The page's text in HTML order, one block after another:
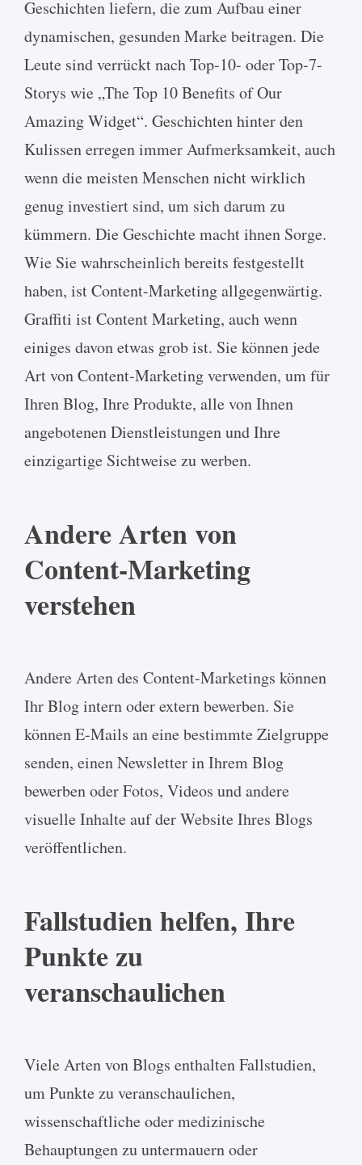
Geschichten liefern, die zum Aufbau einer
dynamischen, gesunden Marke beitragen. Die
Leute sind verrückt nach Top-10- oder Top-7-
Storys wie „The Top 10 Benefits of Our
Amazing Widget“. Geschichten hinter den
Kulissen erregen immer Aufmerksamkeit, auch
wenn die meisten Menschen nicht wirklich
genug investiert sind, um sich darum zu
kümmern. Die Geschichte macht ihnen Sorge.
Wie Sie wahrscheinlich bereits festgestellt
haben, ist Content-Marketing allgegenwärtig.
Graffiti ist Content Marketing, auch wenn
einiges davon etwas grob ist. Sie können jede
Art von Content-Marketing verwenden, um für
Ihren Blog, Ihre Produkte, alle von Ihnen
angebotenen Dienstleistungen und Ihre
einzigartige Sichtweise zu werben.
Andere Arten von
Content-Marketing
verstehen
Andere Arten des Content-Marketings können
Ihr Blog intern oder extern bewerben. Sie
können E-Mails an eine bestimmte Zielgruppe
senden, einen Newsletter in Ihrem Blog
bewerben oder Fotos, Videos und andere
visuelle Inhalte auf der Website Ihres Blogs
veröffentlichen.
Fallstudien helfen, Ihre
Punkte zu
veranschaulichen
Viele Arten von Blogs enthalten Fallstudien,
um Punkte zu veranschaulichen,
wissenschaftliche oder medizinische
Behauptungen zu untermauern oder